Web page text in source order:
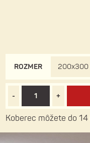
ROZMER 200x300
- +
Koberec môžete do